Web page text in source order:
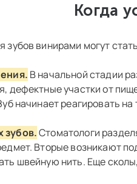
Когда
зубов винирами могут
В начальной стадии
дефектные участки от
начинает реагировать
зубов.Стоматологи
Вторые возникают
швейную нить. Еще